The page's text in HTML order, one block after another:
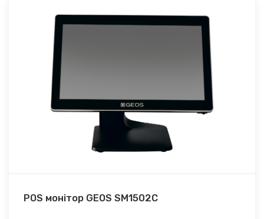
POS монітор GEOS SM1502C